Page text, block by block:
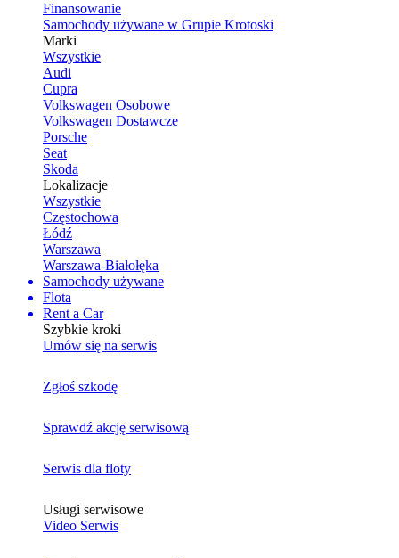
Finansowanie
Samochody używane w Grupie Krotoski
Marki
Wszystkie
Audi
Cupra
Volkswagen Osobowe
Volkswagen Dostawcze
Porsche
Seat
Skoda
Lokalizacje
Wszystkie
Częstochowa
Łódź
Warszawa
Warszawa-Białołęka
Samochody używane
Flota
Rent a Car
Szybkie kroki
Umów się na serwis
Zgłoś szkodę
Sprawdź akcję serwisową
Serwis dla floty
Usługi serwisowe
Video Serwis